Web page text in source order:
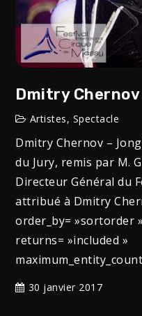
Dmitry
Artistes, Spectacle
Dmitry Chernov –
du Jury, remis par M.
Directeur Général du
attribué à Dmitry
order_by= »sortorder
returns= »included »
30 janvier 2017